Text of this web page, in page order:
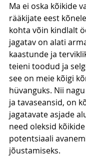
Ma ei oska kõikide
rääkijate eest
kohta võin kindlalt
jagatav on alati
kaastunde ja
teieni toodud ja
see on meie kõigi
hüvanguks. Nii
ja tavaseansid, on
jagatavate asjade
need oleksid
potentsiaali
jõustamiseks.